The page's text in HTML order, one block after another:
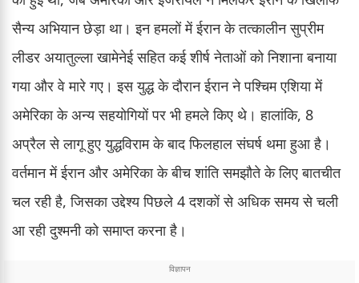
सैन्य अभियान छेड़ा था। इन हमलों में ईरान के तत्कालीन सुप्रीम
लीडर अयातुल्ला खामेनेई सहित कई शीर्ष नेताओं को निशाना बनाया
गया और वे मारे गए। इस युद्ध के दौरान ईरान ने पश्चिम एशिया में
अमेरिका के अन्य सहयोगियों पर भी हमले किए थे। हालांकि, 8
अप्रैल से लागू हुए युद्धविराम के बाद फिलहाल संघर्ष थमा हुआ है।
वर्तमान में ईरान और अमेरिका के बीच शांति समझौते के लिए बातचीत
चल रही है, जिसका उद्देश्य पिछले 4 दशकों से अधिक समय से चली
आ रही दुश्मनी को समाप्त करना है।